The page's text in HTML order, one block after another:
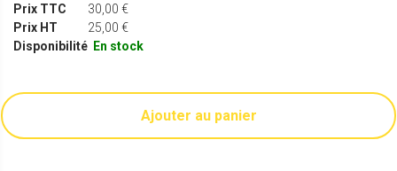
Prix TTC
30,00 €
Prix HT
25,00 €
Disponibilité En stock
Ajouter au panier